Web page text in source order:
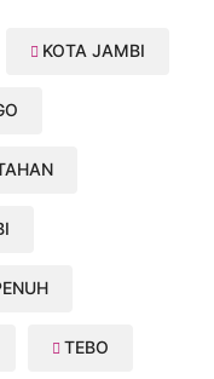
KOTA JAMBI
TEBO